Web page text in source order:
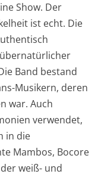
Show. Der
ist echt. Die
Band bestand
Musikern, deren
war. Auch
verwendet,
in die
Mambos, Bocore
weiß- und